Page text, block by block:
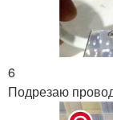
6
Подрезаю